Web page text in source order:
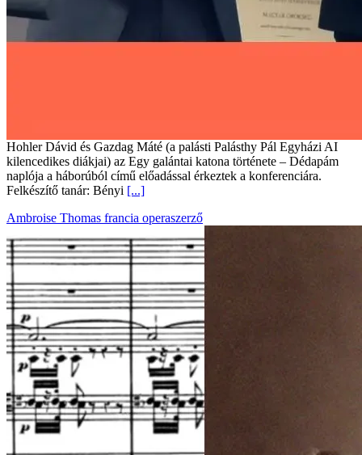
Hohler Dávid és Gazdag Máté (a palásti Palásthy Pál Egyházi AI
kilencedikes diákjai) az Egy galántai katona története – Dédapám
naplója a háborúból című előadással érkeztek a konferenciára.
Felkészítő tanár: Bényi [...]
Ambroise Thomas francia operaszerző